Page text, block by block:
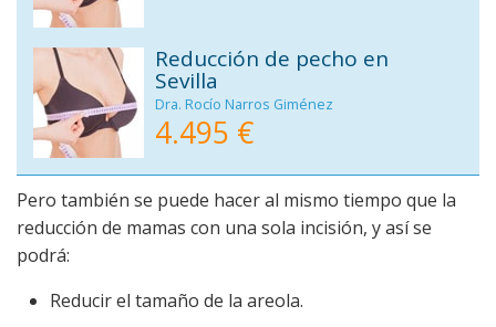
Reducción de pecho en
Sevilla
Dra. Rocío Narros Giménez
4.495 €
Pero también se puede hacer al mismo tiempo que la
reducción de mamas con una sola incisión, y así se
podrá:
Reducir el tamaño de la areola.